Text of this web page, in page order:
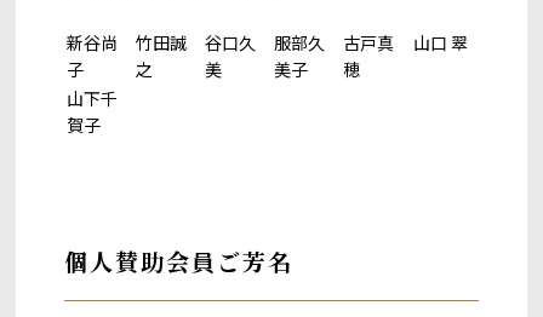
新谷尚
子
竹田誠
之
谷口久
美
服部久
美子
古戸真
穂
山口 翠
山下千
賀子
個人賛助会員ご芳名